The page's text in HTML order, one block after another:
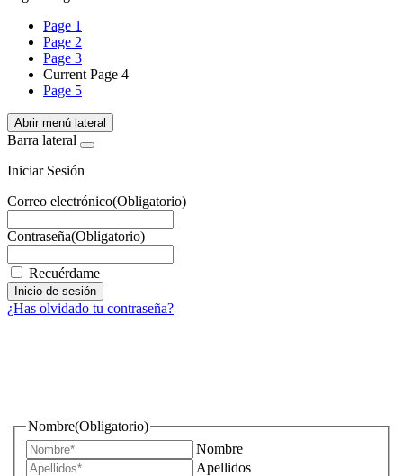
Page 1
Page 2
Page 3
Current Page 4
Page 5
Abrir menú lateral
Barra lateral
Iniciar Sesión
Correo electrónico(Obligatorio)
Contraseña(Obligatorio)
Recuérdame
¿Has olvidado tu contraseña?
Nombre(Obligatorio)
Nombre
Apellidos